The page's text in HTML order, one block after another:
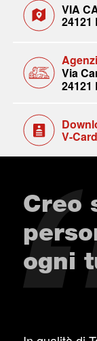
VIA
24121
Via
24121
V-Card
Creo
ogni